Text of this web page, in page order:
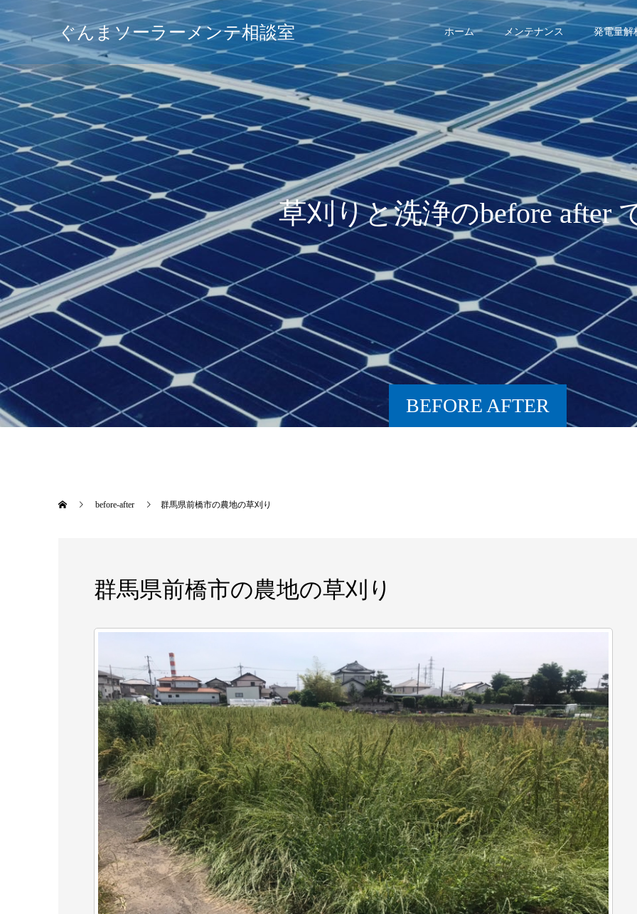
ぐんまソーラーメンテ相談室 ホーム メンテナンス 発電量解
BEFORE AFTER
草刈りと洗浄のbefore after
before-after 群馬県前橋市の農地の草刈り
群馬県前橋市の農地の草刈り